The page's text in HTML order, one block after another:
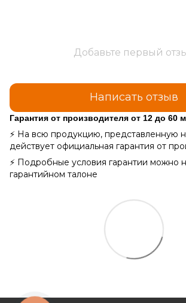
Добавьте первый
Написать отзыв
Гарантия от производителя от 12 до 60
⚡ На всю продукцию, представленную
действует официальная гарантия от
⚡ Подробные условия гарантии можно
гарантийном талоне